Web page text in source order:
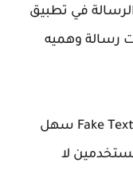
في تطبيق
رسالة وهميه
تطبيق فاك تكست مسج Fake Text Message سهل
لا